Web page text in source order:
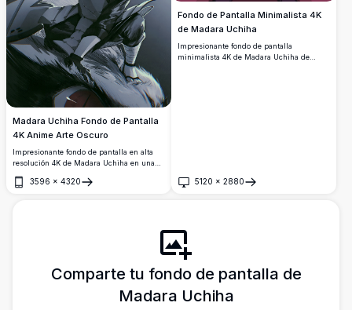
Madara Uchiha Fondo de Pantalla
4K Anime Arte Oscuro
Impresionante fondo de pantalla en alta
resolución 4K de Madara Uchiha en una
dramáticas ilustraciones en
3596 × 4320
Abrir
Fondo de Pantalla Minimalista 4K
de Madara Uchiha
Impresionante fondo de pantalla
minimalista 4K de Madara Uchiha de
5120 × 2880
Abrir
Comparte tu fondo de pantalla de
Madara Uchiha